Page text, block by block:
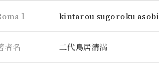
１ kintarou sugoroku asobi
者名 二代鳥居清満